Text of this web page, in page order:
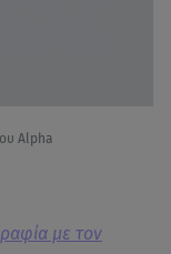
Alpha
με τον